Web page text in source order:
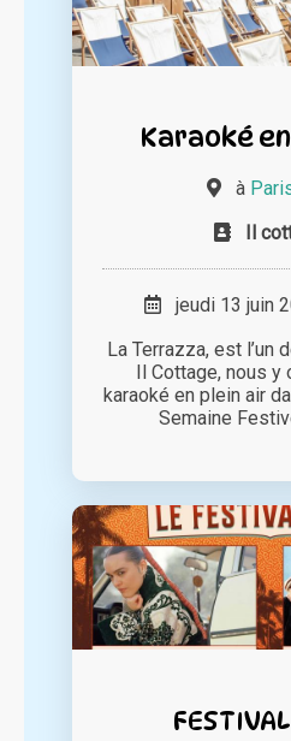
Karaoké
à
Il
jeudi 13 juin
La Terrazza, est l’un
Il Cottage, nous y
karaoké en plein air
Semaine